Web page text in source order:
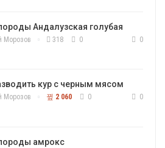
Андалузская голубая
Морозов 318 0 0
кур с черным мясом
Морозов 2 060 0 0
амрокс